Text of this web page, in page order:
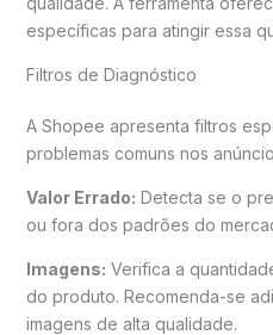
específicas para atingir essa
Filtros de Diagnóstico
A Shopee apresenta filtros
problemas comuns nos
Valor Errado: Detecta se o
ou fora dos padrões do
Imagens: Verifica a
do produto. Recomenda-se
imagens de alta qualidade.